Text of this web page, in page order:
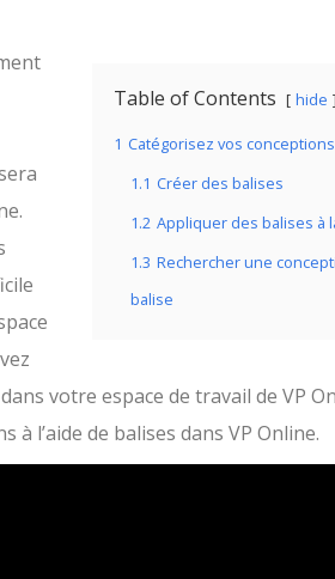
Table of Contents hide
1 Catégorisez vos
1.1 Créer des balises
1.2 Appliquer des balises à
1.3 Rechercher une
balise
votre espace de travail de VP
l’aide de balises dans VP Online.